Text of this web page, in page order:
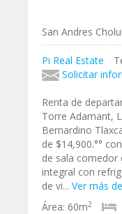
San Andres
Pi Real Estate
Solicitar
Renta de
Torre Adamant,
Bernardino
de $14,900.°°
de sala comedor
integral con
de vi... Ver más
Área: 60m2